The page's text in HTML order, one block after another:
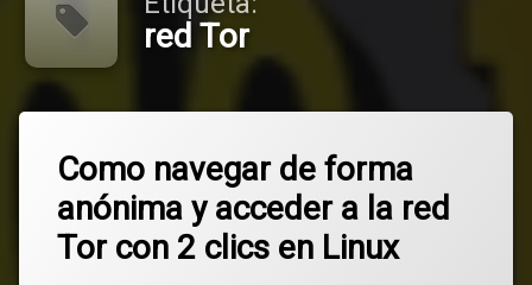
red Tor
Como navegar de forma
anónima y acceder a la red
Tor con 2 clics en Linux
carburetor
Internet
Linux
un
comentario
en
Como
navegar
de